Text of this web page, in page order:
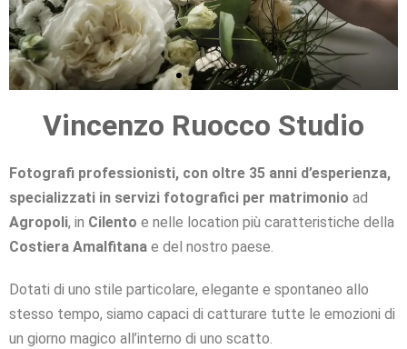
IMMAGINI RICERCATE E
Clicca qui
PARTICOLARE ATTENZIONE AI
Clicca qui
RACCONTIAMO CON AMORE IL
Clicca qui
RITRATTI CREATIVI
REPORTAGE DI MATRIMONIO
Clicca qui
LA VOSTRA FELICITÀ È LA
Clicca qui
IMMAGINI RICERCATE E
Clicca qui
PARTICOLARE ATTENZIONE AI
Clicca qui
RACCONTIAMO CON AMORE IL
Clicca qui
RITRATTI CREATIVI
REPORTAGE DI MATRIMONIO
Clicca qui
LA VOSTRA FELICITÀ È LA
Clicca qui
IMMAGINI RICERCATE E
Clicca qui
PARTICOLARE ATTENZIONE AI
Clicca qui
RACCONTIAMO CON AMORE IL
Clicca qui
RITRATTI CREATIVI
REPORTAGE DI MATRIMONIO
Clicca qui
LA VOSTRA FELICITÀ È LA
Clicca qui
Vincenzo Ruocco Studio
Fotografi professionisti, con oltre 35 anni d’esperienza,
specializzati in servizi fotografici per matrimonio ad
Agropoli, in Cilento e nelle location più caratteristiche della
Costiera Amalfitana e del nostro paese.
Dotati di uno stile particolare, elegante e spontaneo allo
stesso tempo, siamo capaci di catturare tutte le emozioni di
un giorno magico all’interno di uno scatto.